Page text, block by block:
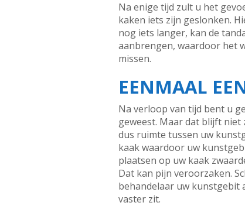
Na enige tijd zult u het
kaken iets zijn geslonken.
nog iets langer, kan de
aanbrengen, waardoor het
missen.
EENMAAL
Na verloop van tijd bent u
geweest. Maar dat blijft
dus ruimte tussen uw
kaak waardoor uw
plaatsen op uw kaak
Dat kan pijn veroorzaken.
behandelaar uw kunstgebit
vaster zit.